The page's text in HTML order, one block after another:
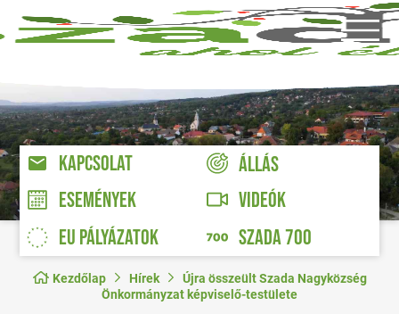
KAPCSOLAT
ÁLLÁS
ESEMÉNYEK
VIDEÓK
EU PÁLYÁZATOK
SZADA 700
Kezdőlap Hírek
Újra összeült Szada Nagyközség
Önkormányzat képviselő-testülete